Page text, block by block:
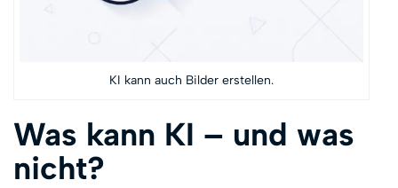
KI kann auch Bilder erstellen.
Was kann KI – und was
nicht?